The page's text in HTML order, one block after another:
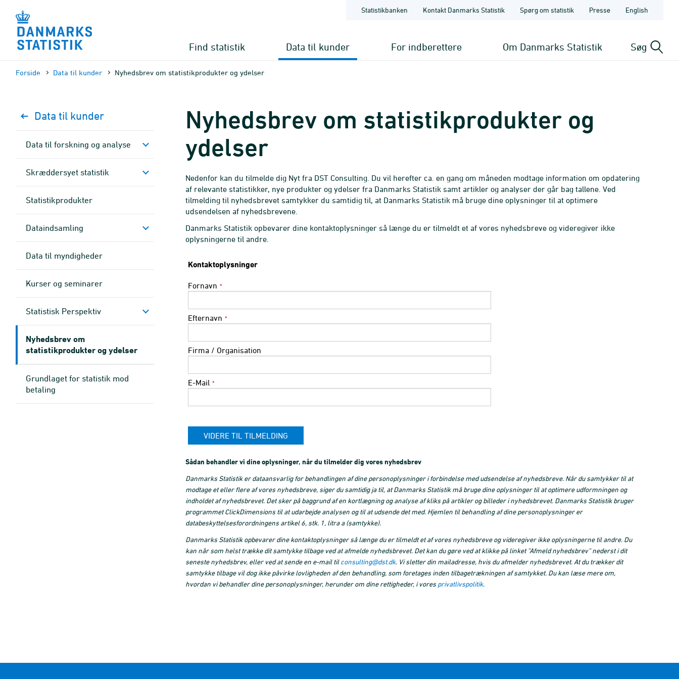
sidens
indhold
Statistikbanken Kontakt Danmarks Statistik Spørg om statistik Presse English
Find statistik Data til kunder For indberettere Om Danmarks Statistik Søg
Forside Data til kunder Nyhedsbrev om statistikprodukter og ydelser
Nyhedsbrev om statistikprodukter og
ydelser
Nedenfor kan du tilmelde dig Nyt fra DST Consulting. Du vil herefter ca. en gang om måneden modtage information om opdatering
af relevante statistikker, nye produkter og ydelser fra Danmarks Statistik samt artikler og analyser der går bag tallene. Ved
tilmelding til nyhedsbrevet samtykker du samtidig til, at Danmarks Statistik må bruge dine oplysninger til at optimere
udsendelsen af nyhedsbrevene.
Danmarks Statistik opbevarer dine kontaktoplysninger så længe du er tilmeldt et af vores nyhedsbreve og videregiver ikke
oplysningerne til andre.
Kontaktoplysninger
Fornavn *
Efternavn *
Firma / Organisation
E-Mail *
Sådan behandler vi dine oplysninger, når du tilmelder dig vores nyhedsbrev
Danmarks Statistik er dataansvarlig for behandlingen af dine personoplysninger i forbindelse med udsendelse af nyhedsbreve. Når du samtykker til at
modtage et eller flere af vores nyhedsbreve, siger du samtidig ja til, at Danmarks Statistik må bruge dine oplysninger til at optimere udformningen og
indholdet af nyhedsbrevet. Det sker på baggrund af en kortlægning og analyse af kliks på artikler og billeder i nyhedsbrevet. Danmarks Statistik bruger
programmet ClickDimensions til at udarbejde analysen og til at udsende det med. Hjemlen til behandling af dine personoplysninger er
databeskyttelsesforordningens artikel 6, stk. 1, litra a (samtykke).
Danmarks Statistik opbevarer dine kontaktoplysninger så længe du er tilmeldt et af vores nyhedsbreve og videregiver ikke oplysningerne til andre. Du
kan når som helst trække dit samtykke tilbage ved at afmelde nyhedsbrevet. Det kan du gøre ved at klikke på linket ”Afmeld nyhedsbrev” nederst i dit
seneste nyhedsbrev, eller ved at sende en e-mail tilconsulting@dst.dk. Vi sletter din mailadresse, hvis du afmelder nyhedsbrevet. At du trækker dit
samtykke tilbage vil dog ikke påvirke lovligheden af den behandling, som foretages inden tilbagetrækningen af samtykket. Du kan læse mere om,
hvordan vi behandler dine personoplysninger, herunder om dine rettigheder, i vores privatlivspolitik.
Data til kunder
Data til forskning og analyse
Skræddersyet statistik
Statistikprodukter
Dataindsamling
Data til myndigheder
Kurser og seminarer
Statistisk Perspektiv
Nyhedsbrev om
statistikprodukter og ydelser
Grundlaget for statistik mod
betaling